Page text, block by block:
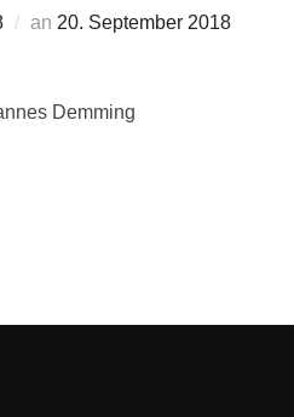
an Veröffentlicht
20. September 2018
Demming